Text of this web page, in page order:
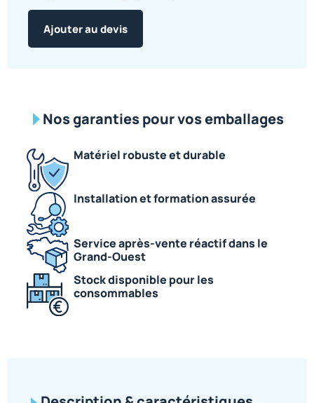
Ajouter au devis
Nos garanties pour vos emballages
Matériel robuste et durable
Installation et formation assurée
Service après-vente réactif dans le
Grand-Ouest
Stock disponible pour les
consommables